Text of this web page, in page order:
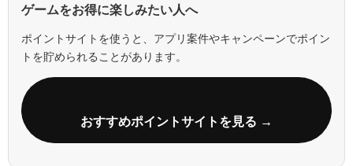
ゲームをお得に楽しみたい人へ
ポイントサイトを使うと、アプリ案件やキャンペーンでポイン
トを貯められることがあります。
おすすめポイントサイトを見る →